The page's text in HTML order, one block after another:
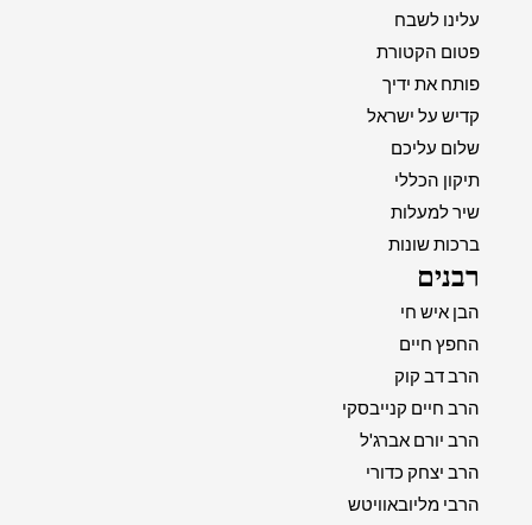
עלינו לשבח
פטום הקטורת
פותח את ידיך
קדיש על ישראל
שלום עליכם
תיקון הכללי
שיר למעלות
ברכות שונות
רבנים
הבן איש חי
החפץ חיים
הרב דב קוק
הרב חיים קנייבסקי
הרב יורם אברג'ל
הרב יצחק כדורי
הרבי מליובאוויטש